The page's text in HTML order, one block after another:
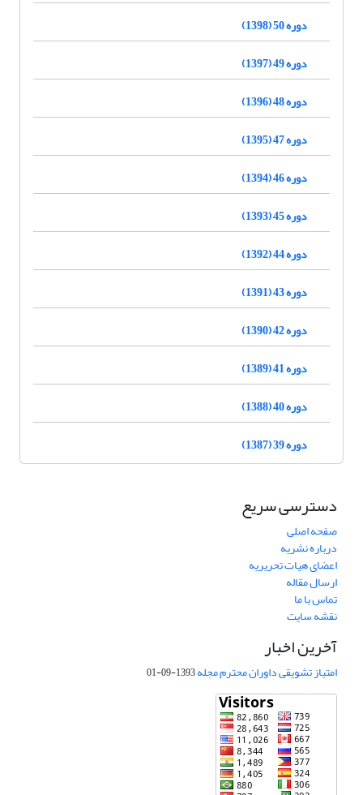
دوره 50 (1398)
دوره 49 (1397)
دوره 48 (1396)
دوره 47 (1395)
دوره 46 (1394)
دوره 45 (1393)
دوره 44 (1392)
دوره 43 (1391)
دوره 42 (1390)
دوره 41 (1389)
دوره 40 (1388)
دوره 39 (1387)
دسترسی سریع
صفحه اصلی
درباره نشریه
اعضای هیات تحریریه
ارسال مقاله
تماس با ما
نقشه سایت
آخرین اخبار
امتیاز تشویقی داوران محترم مجله1393-09-01